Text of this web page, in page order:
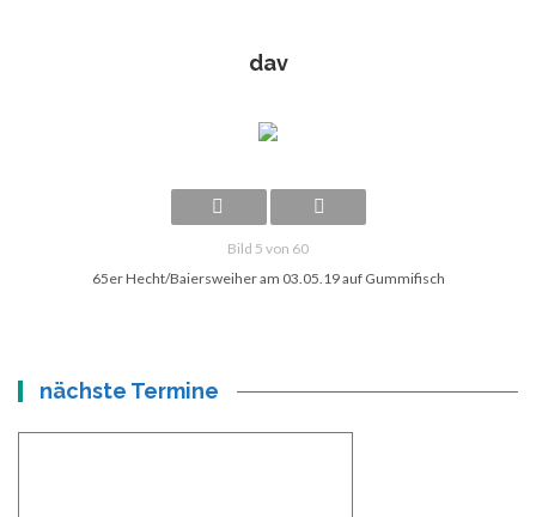
dav
Bild 5 von 60
65er Hecht/Baiersweiher am 03.05.19 auf Gummifisch
nächste Termine